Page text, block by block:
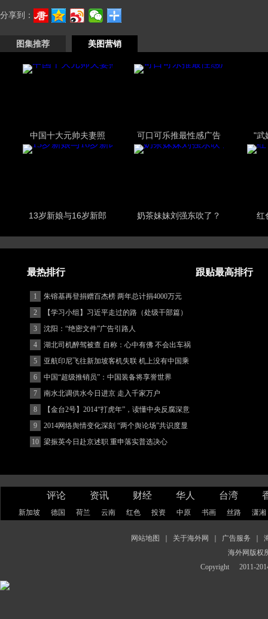
分享到：
图集推荐 美图营销
中国十大元帅夫妻照 可口可乐推最性感广告 "武
13岁新娘与16岁新郎 奶茶妹妹刘强东吹了？ 红
最热排行 跟贴最高排行
1
朱镕基再登捐赠百杰榜 两年总计捐4000万元
2
【学习小组】习近平走过的路（处级干部篇）
3
沈阳：“绝密文件”广告引路人
4
湖北司机醉驾被查 自称：心中有佛 不会出车祸
(图)
5
亚航印尼飞往新加坡客机失联 机上没有中国乘
客
6
中国“超级推销员”：中国装备将享誉世界
7
南水北调供水今日进京 走入千家万户
8
【金台2号】2014“打虎年”，读懂中央反腐深意
9
2014网络舆情变化深刻 “两个舆论场”共识度显
著增强
10 梁振英今日赴京述职 重申落实普选决心
评论 资讯 财经 华人 台湾
新加坡 德国 荷兰 云南 红色 投资 中原 书画 丝路 潇湘
网站地图 关于海外网 广告服务
海外网版权
Copyright
2011-